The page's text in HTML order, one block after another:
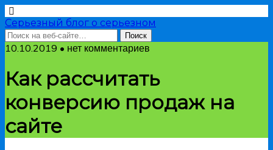
Серьезный блог о серьезном
10.10.2019 • нет комментариев
Как рассчитать
конверсию продаж на
сайте